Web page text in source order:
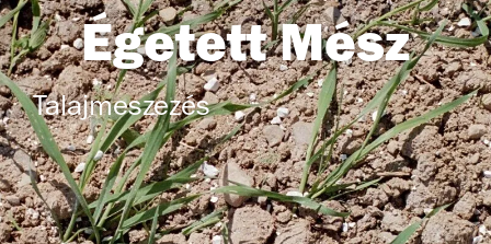
Égetett Mész
Talajmeszezés